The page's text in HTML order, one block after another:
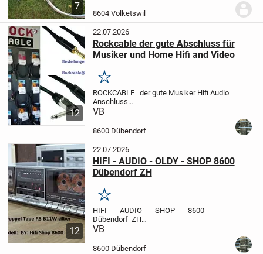
7
Licht, Ketten. Für Nostalgie Velos
8604 Volketswil
12
22.07.2026
Rockcable der gute Abschluss für
Musiker und Home Hifi and Video
Merken
ROCKCABLE der gute Musiker Hifi Audio
Anschluss
::::::::::::::::::::::::::::::::::::::::::::::::::::::::::::::::::::::::::::::
Hifi-Audio Anlagen ...
VB
8600 Dübendorf
12
22.07.2026
HIFI - AUDIO - OLDY - SHOP 8600
Dübendorf ZH
Merken
HIFI - AUDIO - SHOP - 8600
Dübendorf ZH
__________________________________________
Zürichstrasse 30
VB
8600 Dübendorf